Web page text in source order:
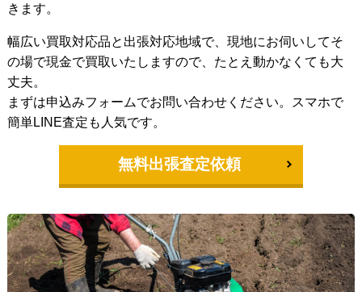
きます。
幅広い買取対応品と出張対応地域で、現地にお伺いしてそ
の場で現金で買取いたしますので、たとえ動かなくても大
丈夫。
まずは申込みフォームでお問い合わせください。スマホで
簡単LINE査定も人気です。
無料出張査定依頼